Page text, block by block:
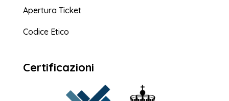
Apertura Ticket
Codice Etico
Certificazioni